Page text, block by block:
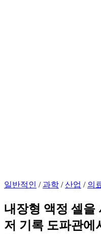
일반적인 /과학 /산업 / 의
내장형 액정 셀을
저 기록 도파관에